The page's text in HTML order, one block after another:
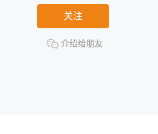
关注
介绍给朋友